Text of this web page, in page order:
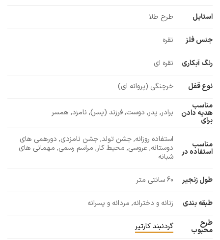
استایل طرح طلا
جنس فلز نقره
رنگ آبکاری نقره ای
نوع قفل
خرچنگی (پروانه ای)
مناسب
هدیه دادن
برای
برادر, پدر, دوست, فرزند (پسر), نامزد, همسر
مناسب
استفاده در
استفاده روزانه, جشن تولد, جشن نامزدی, دورهمی های
دوستانه, عروسی, محیط کار, مراسم رسمی, مهمانی های
شبانه
طول زنجیر 60 سانتی متر
طبقه بندی
زنانه و دخترانه, مردانه و پسرانه
طرح
محبوب گردنبند کارتیر